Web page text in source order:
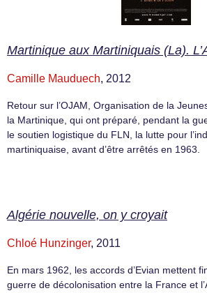
Martinique aux Martiniquais (La).
Camille Mauduech, 2012
Retour sur l’OJAM, Organisation de la
la Martinique, qui ont préparé, pendant la
le soutien logistique du FLN, la lutte pour
martiniquaise, avant d’être arrêtés en 1963.
Algérie nouvelle, on y croyait
Chloé Hunzinger, 2011
En mars 1962, les accords d’Evian mettent
guerre de décolonisation entre la France et